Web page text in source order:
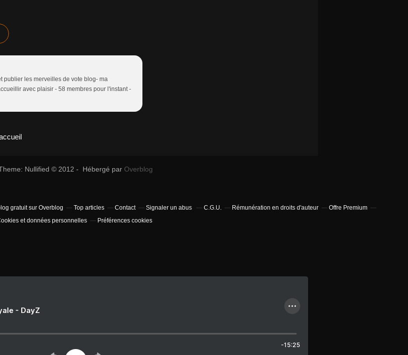
publier les merveilles de vote blog- ma
avec plaisir - 58 membres pour l'instant -
Nullified © 2012 - Hébergé par Overblog
gratuit sur Overblog Top articles Contact Signaler un abus C.G.U. Rémunération en droits d'auteur
Offre Premium
et données personnelles
Préférences cookies
- DayZ
-15:25